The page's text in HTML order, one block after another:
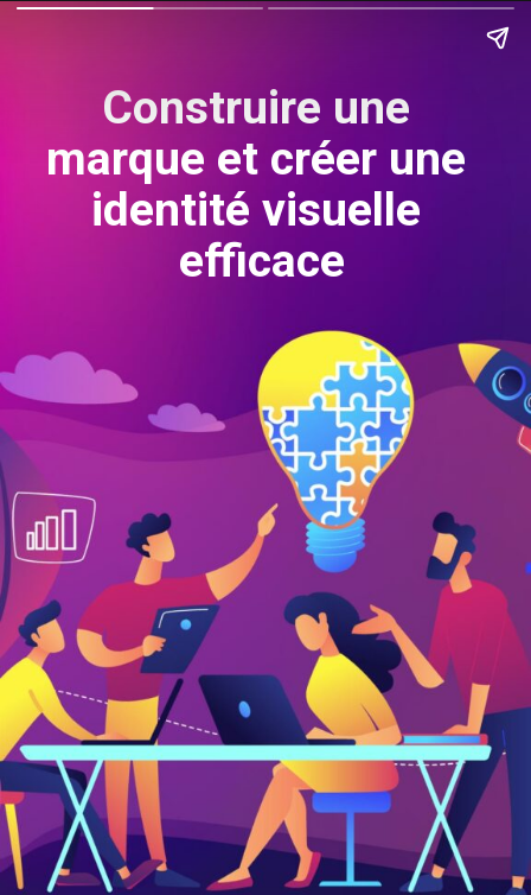
Construire une
marque et créer une
identité visuelle
efficace